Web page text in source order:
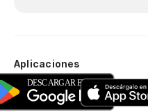
Aplicaciones